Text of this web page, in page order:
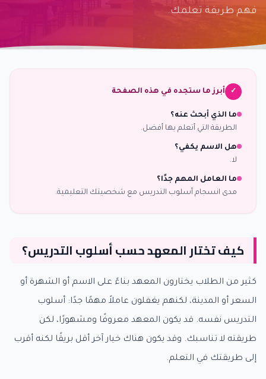
فهم طريقة تعلمك.
✓ أبرز ما ستجده في هذه الصفحة
ما الذي أبحث عنه؟
الطريقة التي أتعلم بها أفضل.
هل الاسم يكفي؟
لا.
ما العامل المهم جدًا؟
مدى انسجام أسلوب التدريس مع شخصيتك التعليمية.
كيف تختار المعهد حسب أسلوب التدريس؟
كثير من الطلاب يختارون المعهد بناءً على الاسم أو الشهرة أو
السعر أو المدينة، لكنهم يغفلون عاملاً مهمًا جدًا: أسلوب
التدريس نفسه. قد يكون المعهد معروفًا ومشهورًا، لكن
طريقته لا تناسبك. وقد يكون هناك خيار آخر أقل بريقًا لكنه أقرب
إلى طريقتك في التعلم.